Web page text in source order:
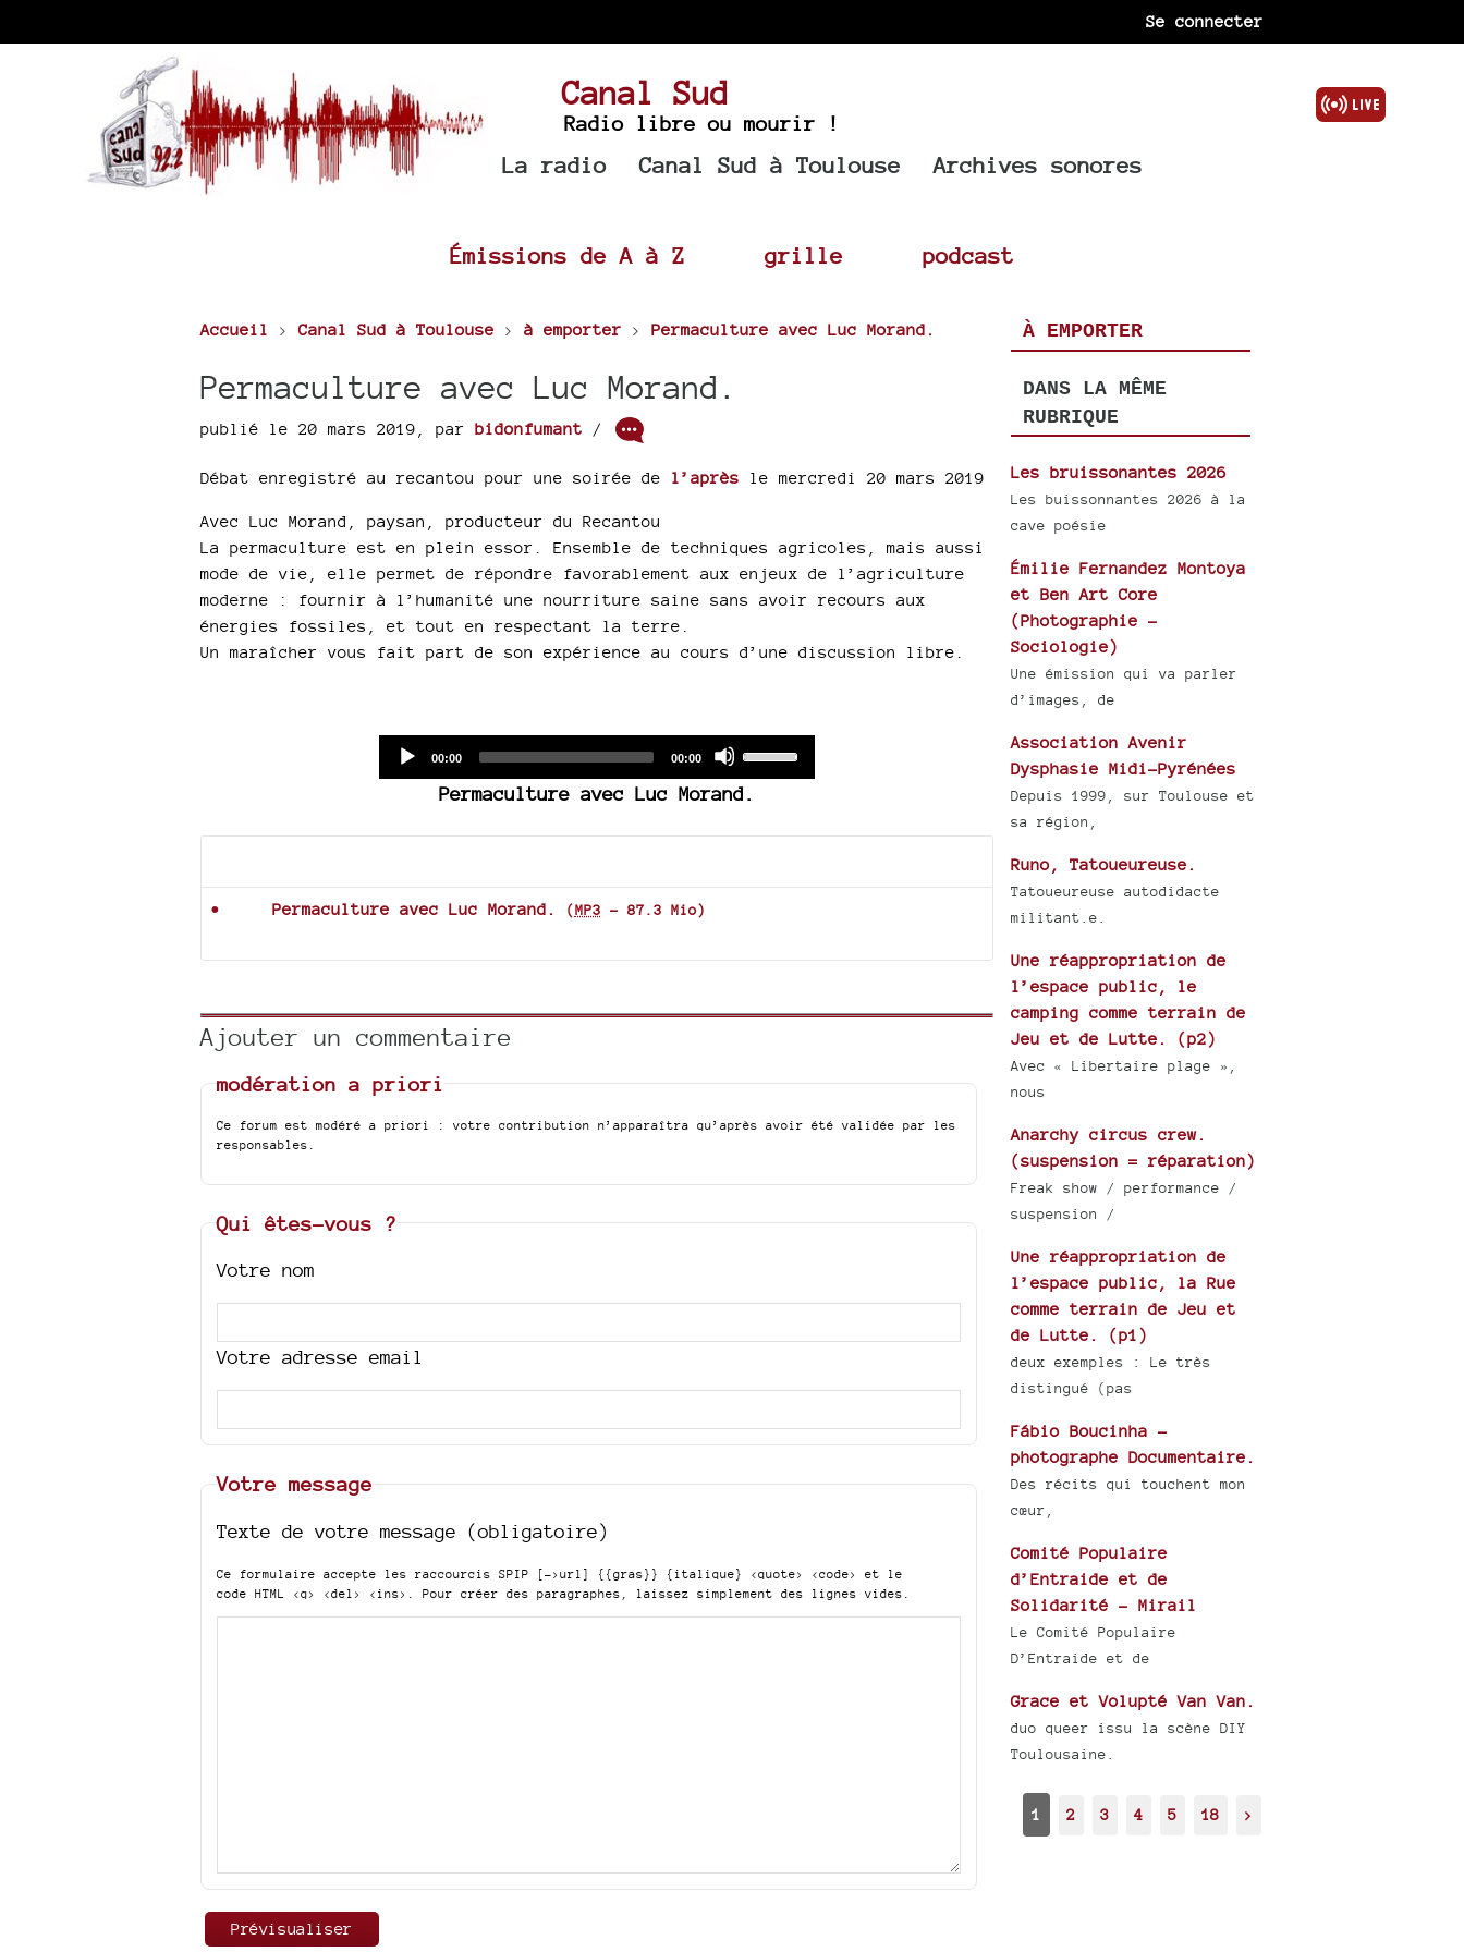
Se connecter
Canal Sud
Radio libre ou mourir !
La radio Canal Sud à Toulouse Archives sonores
Émissions de A à Z grille podcast
Accueil >Canal Sud à Toulouse > à emporter > Permaculture avec Luc Morand.
Permaculture avec Luc Morand.
publié le 20 mars 2019 par bidonfumant /
Débat enregistré au recantou pour une soirée de l’après le mercredi 20 mars 2019
Avec Luc Morand, paysan, producteur du Recantou
La permaculture est en plein essor. Ensemble de techniques agricoles, mais aussi
mode de vie, elle permet de répondre favorablement aux enjeux de l’agriculture
moderne : fournir à l’humanité une nourriture saine sans avoir recours aux
énergies fossiles, et tout en respectant la terre.
Un maraîcher vous fait part de son expérience au cours d’une discussion libre.
Current
00:00
Total
00:00
Arrow
volume.
Permaculture avec Luc Morand.
Permaculture avec Luc Morand. (MP3 - 87.3 Mio)
Ajouter un commentaire
modération a priori
Ce forum est modéré a priori : votre contribution n’apparaîtra qu’après avoir été validée par les
responsables.
Qui êtes-vous ?
Votre nom
Votre adresse email
Votre message
Texte de votre message (obligatoire)
Ce formulaire accepte les raccourcis SPIP [->url] {{gras}} {italique} <quote> <code>
et le
code HTML <q> <del> <ins> . Pour créer des paragraphes, laissez simplement des lignes vides.
À EMPORTER
DANS LA MÊME
RUBRIQUE
Les bruissonantes 2026
Les buissonnantes 2026 à la
cave poésie
Émilie Fernandez Montoya
et Ben Art Core
(Photographie -
Sociologie)
Une émission qui va parler
d’images, de
Association Avenir
Dysphasie Midi-Pyrénées
Depuis 1999, sur Toulouse et
sa région,
Runo, Tatoueureuse.
Tatoueureuse autodidacte
militant.e.
Une réappropriation de
l’espace public, le
camping comme terrain de
Jeu et de Lutte. (p2)
Avec « Libertaire plage »,
nous
Anarchy circus crew.
(suspension = réparation)
Freak show / performance /
suspension /
Une réappropriation de
l’espace public, la Rue
comme terrain de Jeu et
de Lutte. (p1)
deux exemples : Le très
distingué (pas
Fábio Boucinha -
photographe Documentaire.
Des récits qui touchent mon
cœur,
Comité Populaire
d’Entraide et de
Solidarité - Mirail
Le Comité Populaire
D’Entraide et de
Grace et Volupté Van Van.
duo queer issu la scène DIY
Toulousaine.
1 2 3 4 5 18 >